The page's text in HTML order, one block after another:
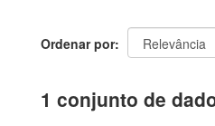
Ordenar por
1 conjunto de